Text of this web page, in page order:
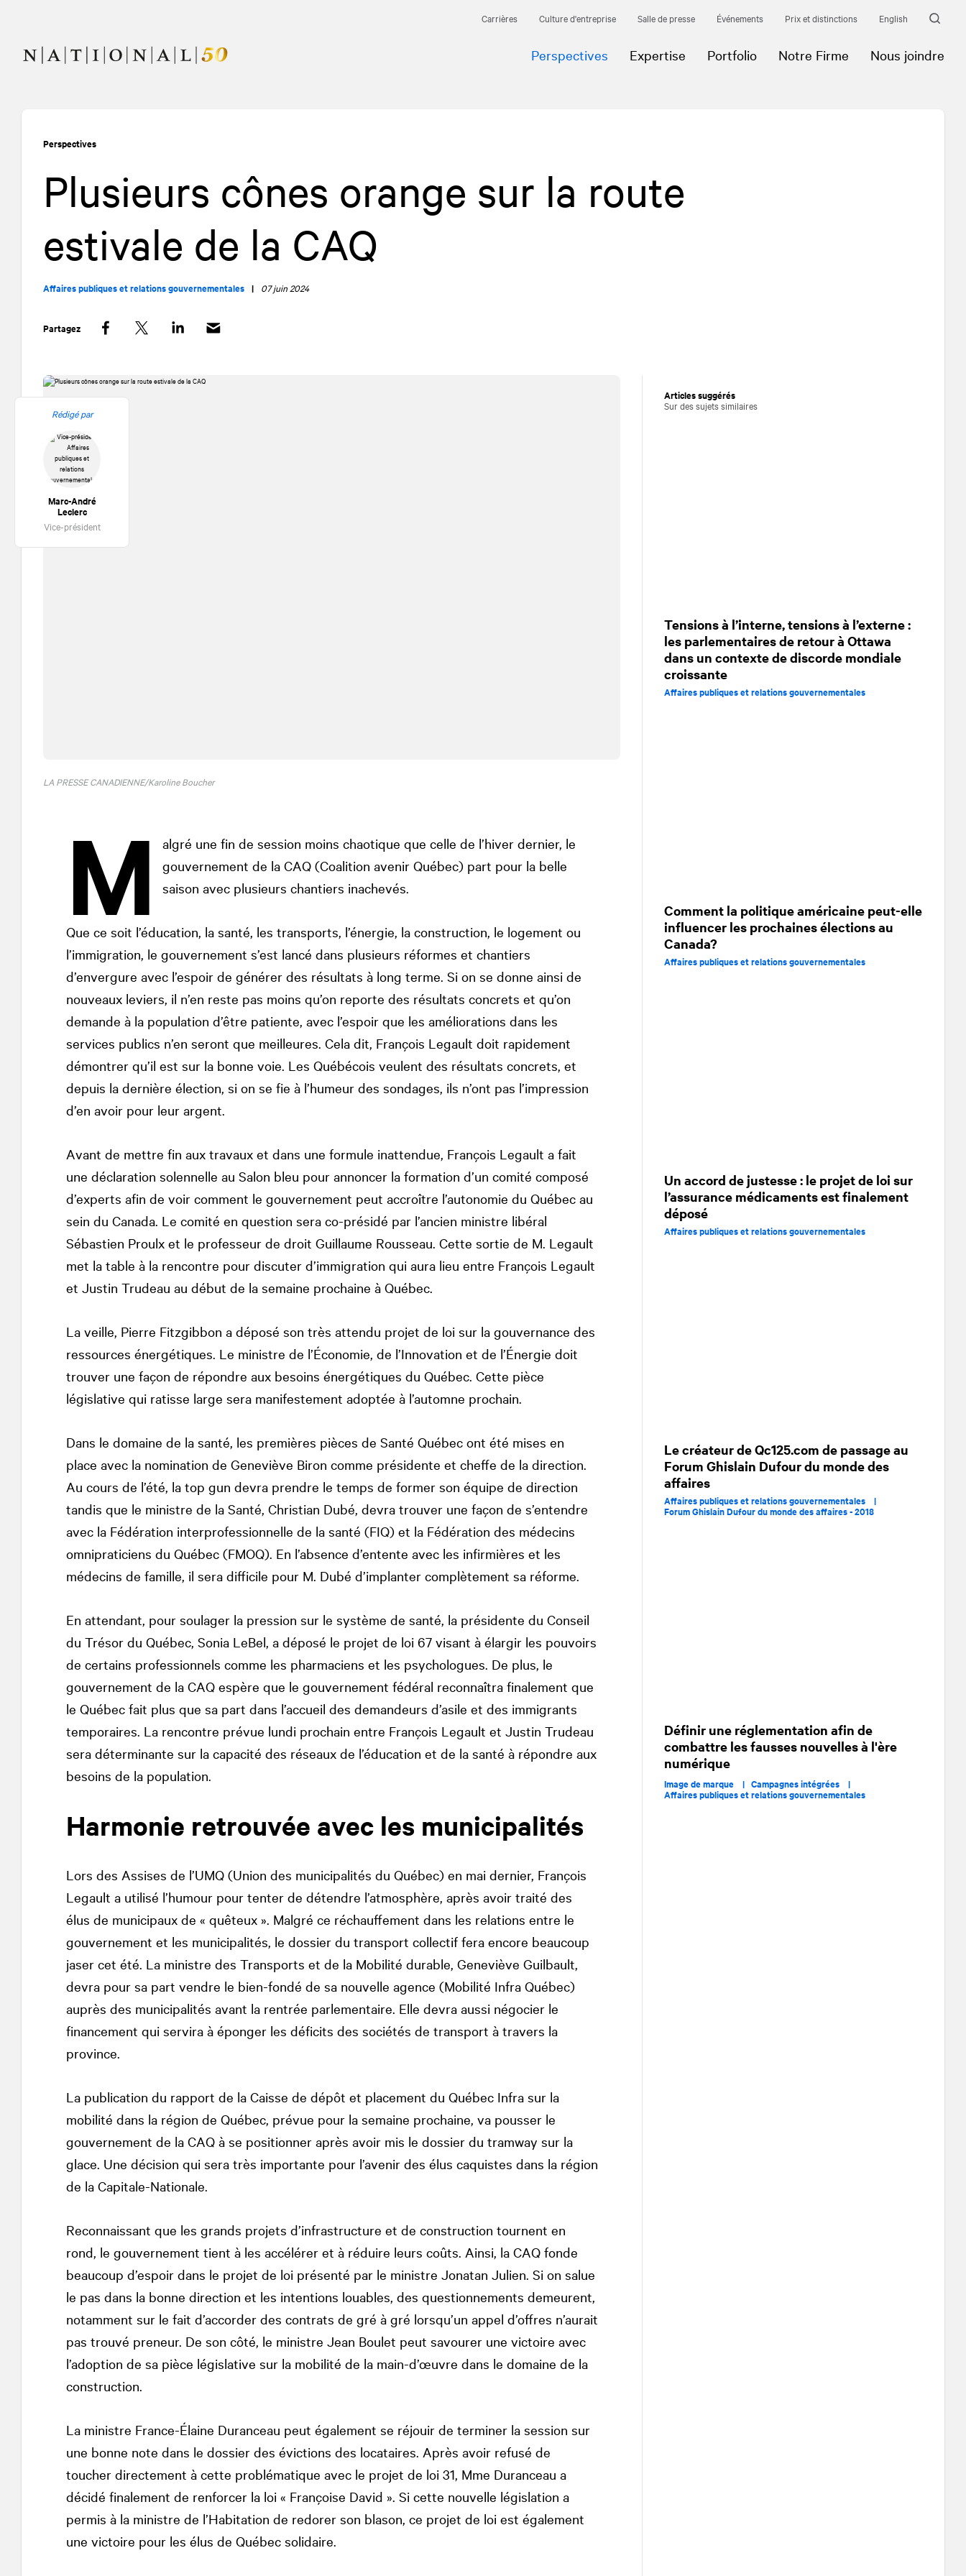
navigation
Carrières Culture d'entreprise Salle de presse Événements Prix et distinctions English
Perspectives Expertise Portfolio Notre Firme Nous joindre
Perspectives
Plusieurs cônes orange sur la route
estivale de la CAQ
Affaires publiques et relations gouvernementales | 07 juin 2024
Partagez
LA PRESSE CANADIENNE/Karoline Boucher
Rédigé par
Marc-André
Leclerc
Vice-président
M
algré une fin de session moins chaotique que celle de l’hiver dernier, le
gouvernement de la CAQ (Coalition avenir Québec) part pour la belle
saison avec plusieurs chantiers inachevés.
Que ce soit l’éducation, la santé, les transports, l’énergie, la construction, le logement ou
l’immigration, le gouvernement s’est lancé dans plusieurs réformes et chantiers
d’envergure avec l’espoir de générer des résultats à long terme. Si on se donne ainsi de
nouveaux leviers, il n’en reste pas moins qu’on reporte des résultats concrets et qu’on
demande à la population d’être patiente, avec l’espoir que les améliorations dans les
services publics n’en seront que meilleures. Cela dit, François Legault doit rapidement
démontrer qu’il est sur la bonne voie. Les Québécois veulent des résultats concrets, et
depuis la dernière élection, si on se fie à l’humeur des sondages, ils n’ont pas l’impression
d’en avoir pour leur argent.
Avant de mettre fin aux travaux et dans une formule inattendue, François Legault a fait
une déclaration solennelle au Salon bleu pour annoncer la formation d’un comité composé
d’experts afin de voir comment le gouvernement peut accroître l’autonomie du Québec au
sein du Canada. Le comité en question sera co-présidé par l’ancien ministre libéral
Sébastien Proulx et le professeur de droit Guillaume Rousseau. Cette sortie de M. Legault
met la table à la rencontre pour discuter d’immigration qui aura lieu entre François Legault
et Justin Trudeau au début de la semaine prochaine à Québec.
La veille, Pierre Fitzgibbon a déposé son très attendu projet de loi sur la gouvernance des
ressources énergétiques. Le ministre de l’Économie, de l’Innovation et de l’Énergie doit
trouver une façon de répondre aux besoins énergétiques du Québec. Cette pièce
législative qui ratisse large sera manifestement adoptée à l’automne prochain.
Dans le domaine de la santé, les premières pièces de Santé Québec ont été mises en
place avec la nomination de Geneviève Biron comme présidente et cheffe de la direction.
Au cours de l’été, la top gun devra prendre le temps de former son équipe de direction
tandis que le ministre de la Santé, Christian Dubé, devra trouver une façon de s’entendre
avec la Fédération interprofessionnelle de la santé (FIQ) et la Fédération des médecins
omnipraticiens du Québec (FMOQ). En l’absence d’entente avec les infirmières et les
médecins de famille, il sera difficile pour M. Dubé d’implanter complètement sa réforme.
En attendant, pour soulager la pression sur le système de santé, la présidente du Conseil
du Trésor du Québec, Sonia LeBel, a déposé le projet de loi 67 visant à élargir les pouvoirs
de certains professionnels comme les pharmaciens et les psychologues. De plus, le
gouvernement de la CAQ espère que le gouvernement fédéral reconnaîtra finalement que
le Québec fait plus que sa part dans l’accueil des demandeurs d’asile et des immigrants
temporaires. La rencontre prévue lundi prochain entre François Legault et Justin Trudeau
sera déterminante sur la capacité des réseaux de l’éducation et de la santé à répondre aux
besoins de la population.
Harmonie retrouvée avec les municipalités
Lors des Assises de l’UMQ (Union des municipalités du Québec) en mai dernier, François
Legault a utilisé l’humour pour tenter de détendre l’atmosphère, après avoir traité des
élus de municipaux de « quêteux ». Malgré ce réchauffement dans les relations entre le
gouvernement et les municipalités, le dossier du transport collectif fera encore beaucoup
jaser cet été. La ministre des Transports et de la Mobilité durable, Geneviève Guilbault,
devra pour sa part vendre le bien-fondé de sa nouvelle agence (Mobilité Infra Québec)
auprès des municipalités avant la rentrée parlementaire. Elle devra aussi négocier le
financement qui servira à éponger les déficits des sociétés de transport à travers la
province.
La publication du rapport de la Caisse de dépôt et placement du Québec Infra sur la
mobilité dans la région de Québec, prévue pour la semaine prochaine, va pousser le
gouvernement de la CAQ à se positionner après avoir mis le dossier du tramway sur la
glace. Une décision qui sera très importante pour l’avenir des élus caquistes dans la région
de la Capitale-Nationale.
Reconnaissant que les grands projets d’infrastructure et de construction tournent en
rond, le gouvernement tient à les accélérer et à réduire leurs coûts. Ainsi, la CAQ fonde
beaucoup d’espoir dans le projet de loi présenté par le ministre Jonatan Julien. Si on salue
le pas dans la bonne direction et les intentions louables, des questionnements demeurent,
notamment sur le fait d’accorder des contrats de gré à gré lorsqu’un appel d’offres n’aurait
pas trouvé preneur. De son côté, le ministre Jean Boulet peut savourer une victoire avec
l’adoption de sa pièce législative sur la mobilité de la main-d’œuvre dans le domaine de la
construction.
La ministre France-Élaine Duranceau peut également se réjouir de terminer la session sur
une bonne note dans le dossier des évictions des locataires. Après avoir refusé de
toucher directement à cette problématique avec le projet de loi 31, Mme Duranceau a
décidé finalement de renforcer la loi « Françoise David ». Si cette nouvelle législation a
permis à la ministre de l’Habitation de redorer son blason, ce projet de loi est également
une victoire pour les élus de Québec solidaire.
Articles suggérés
Sur des sujets similaires
Tensions à l’interne, tensions à l’externe :
les parlementaires de retour à Ottawa
dans un contexte de discorde mondiale
croissante
Affaires publiques et relations gouvernementales
Comment la politique américaine peut-elle
influencer les prochaines élections au
Canada?
Affaires publiques et relations gouvernementales
Un accord de justesse : le projet de loi sur
l’assurance médicaments est finalement
déposé
Affaires publiques et relations gouvernementales
Le créateur de Qc125.com de passage au
Forum Ghislain Dufour du monde des
affaires
Affaires publiques et relations gouvernementales |
Forum Ghislain Dufour du monde des affaires - 2018
Définir une réglementation afin de
combattre les fausses nouvelles à l'ère
numérique
Image de marque | Campagnes intégrées |
Affaires publiques et relations gouvernementales